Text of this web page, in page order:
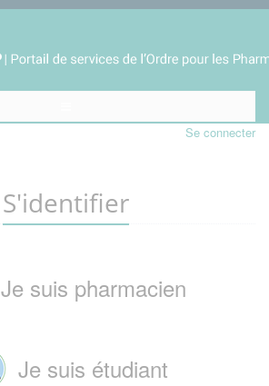
Se connecter
S'identifier
Je suis pharmacien
Je suis étudiant